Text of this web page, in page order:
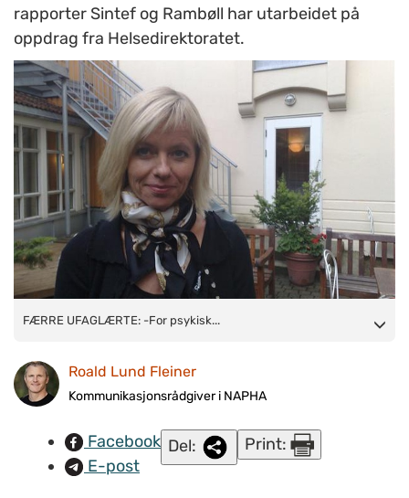
rapporter Sintef og Rambøll har utarbeidet på
oppdrag fra Helsedirektoratet.
FÆRRE UFAGLÆRTE: -For psykisk helse- og rusarbeidet er
avdelingsdirektør i Helsedirektoratet, Anette Mjelde.
FÆRRE UFAGLÆRTE: -For psykisk...
Roald Lund Fleiner
Kommunikasjonsrådgiver i NAPHA
Facebook
E-post
Del: Print: